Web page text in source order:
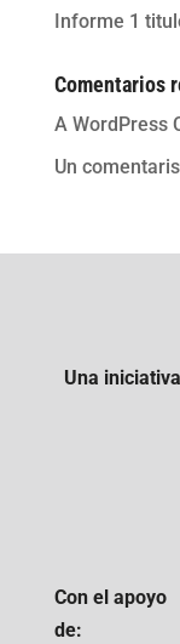
Informe 1
Comentarios
A WordPress
Un
Una
Con el apoyo
de: